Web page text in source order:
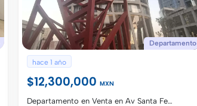
Departamento
hace 1 año
$12,300,000MXN
Departamento en Venta en Av Santa Fe